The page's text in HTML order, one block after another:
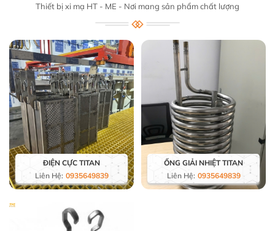
Thiết bị xi mạ HT - ME - Nơi mang sản phẩm chất lượng
ĐIỆN CỰC TITAN
Liên Hệ: 0935649839
ỐNG GIẢI NHIỆT TITAN
Liên Hệ: 0935649839